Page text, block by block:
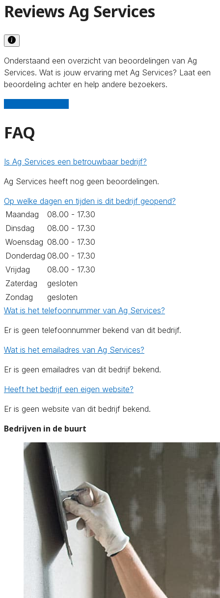
Reviews Ag Services
Onderstaand een overzicht van beoordelingen van Ag
Services. Wat is jouw ervaring met Ag Services? Laat een
beoordeling achter en help andere bezoekers.
FAQ
Is Ag Services een betrouwbaar bedrijf?
Ag Services heeft nog geen beoordelingen.
Op welke dagen en tijden is dit bedrijf geopend?
Maandag
08.00 - 17.30
Dinsdag
08.00 - 17.30
Woensdag 08.00 - 17.30
Donderdag 08.00 - 17.30
Vrijdag
08.00 - 17.30
Zaterdag
gesloten
Zondag
gesloten
Wat is het telefoonnummer van Ag Services?
Er is geen telefoonnummer bekend van dit bedrijf.
Wat is het emailadres van Ag Services?
Er is geen emailadres van dit bedrijf bekend.
Heeft het bedrijf een eigen website?
Er is geen website van dit bedrijf bekend.
Bedrijven in de buurt